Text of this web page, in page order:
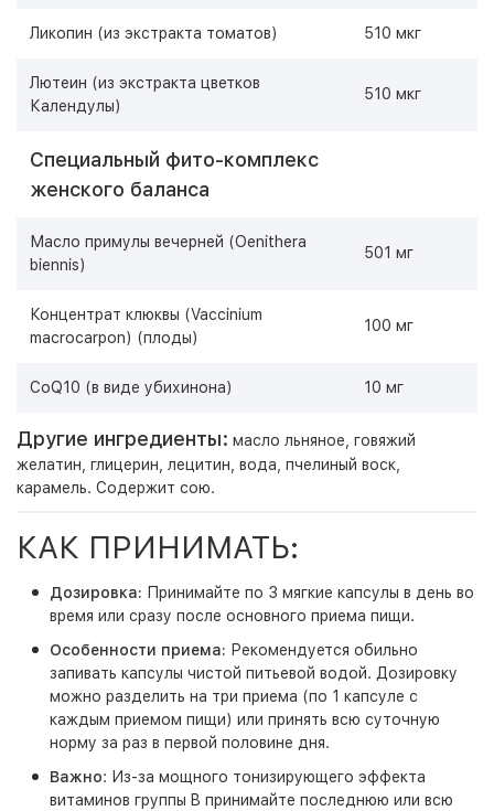
Ликопин (из экстракта томатов) 510 мкг
Лютеин (из экстракта цветков
Календулы)
510 мкг
Специальный фито-комплекс
женского баланса
Масло примулы вечерней (Oenithera
biennis)
501 мг
Концентрат клюквы (Vaccinium
macrocarpon) (плоды)
100 мг
CoQ10 (в виде убихинона) 10 мг
Другие ингредиенты: масло льняное, говяжий
желатин, глицерин, лецитин, вода, пчелиный воск,
карамель. Содержит сою.
КАК ПРИНИМАТЬ:
Дозировка: Принимайте по 3 мягкие капсулы в день во
время или сразу после основного приема пищи.
Особенности приема: Рекомендуется обильно
запивать капсулы чистой питьевой водой. Дозировку
можно разделить на три приема (по 1 капсуле с
каждым приемом пищи) или принять всю суточную
норму за раз в первой половине дня.
Важно: Из-за мощного тонизирующего эффекта
витаминов группы B принимайте последнюю или всю